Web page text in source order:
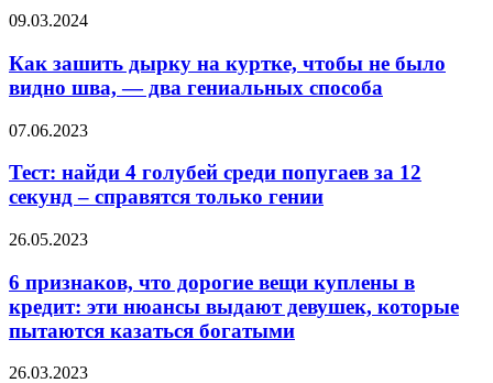
Как
дырку
на
куртке,
не
видно
шва,
два
способа
09.03.2024
Как зашить дырку на куртке, чтобы не было
видно шва, — два гениальных способа
Тест:
4
среди
за
секунд
–
справятся
гении
07.06.2023
Тест: найди 4 голубей среди попугаев за 12
секунд – справятся только гении
6
что
дорогие
вещи
куплены
кредит:
26.05.2023
6 признаков, что дорогие вещи куплены в
кредит: эти нюансы выдают девушек, которые
пытаются казаться богатыми
6
26.03.2023